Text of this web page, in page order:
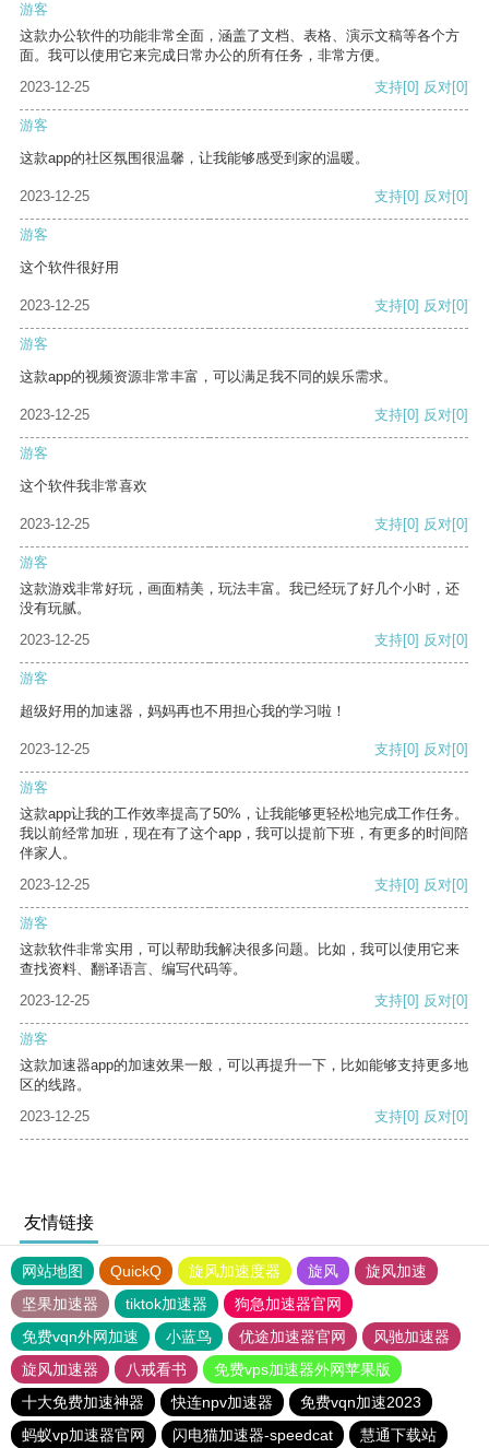
游客
这款办公软件的功能非常全面，涵盖了文档、表格、演示文稿等各个方
面。我可以使用它来完成日常办公的所有任务，非常方便。
2023-12-25
支持[0] 反对[0]
游客
这款app的社区氛围很温馨，让我能够感受到家的温暖。
2023-12-25 支持[0] 反对[0]
游客
这个软件很好用
2023-12-25 支持[0] 反对[0]
游客
这款app的视频资源非常丰富，可以满足我不同的娱乐需求。
2023-12-25 支持[0] 反对[0]
游客
这个软件我非常喜欢
2023-12-25 支持[0] 反对[0]
游客
这款游戏非常好玩，画面精美，玩法丰富。我已经玩了好几个小时，还
没有玩腻。
2023-12-25
支持[0] 反对[0]
游客
超级好用的加速器，妈妈再也不用担心我的学习啦！
2023-12-25 支持[0] 反对[0]
游客
这款app让我的工作效率提高了50%，让我能够更轻松地完成工作任务。
我以前经常加班，现在有了这个app，我可以提前下班，有更多的时间陪
伴家人。
2023-12-25
支持[0] 反对[0]
游客
这款软件非常实用，可以帮助我解决很多问题。比如，我可以使用它来
查找资料、翻译语言、编写代码等。
2023-12-25
支持[0] 反对[0]
游客
这款加速器app的加速效果一般，可以再提升一下，比如能够支持更多地
区的线路。
2023-12-25
支持[0] 反对[0]
友情链接
网站地图 QuickQ 旋风加速度器 旋风
旋风加速
坚果加速器
tiktok加速器
狗急加速器官网
免费vqn外网加速
小蓝鸟 优途加速器官网
风驰加速器
旋风加速器
八戒看书
免费vps加速器外网苹果版
十大免费加速神器
快连npv加速器
免费vqn加速2023
蚂蚁vp加速器官网
闪电猫加速器-speedcat 慧通下载站